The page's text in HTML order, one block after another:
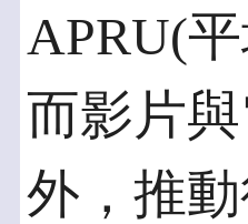
APRU(
而影片
外，推